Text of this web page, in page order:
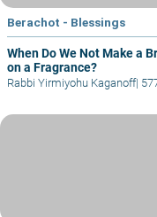
Berachot - Blessings
When Do We Not Make a
on a Fragrance?
Rabbi Yirmiyohu Kaganoff|